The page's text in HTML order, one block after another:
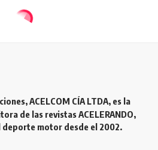
ACELCOM CÍA LTDA, es la
de las revistas ACELERANDO,
deporte motor desde el 2002.